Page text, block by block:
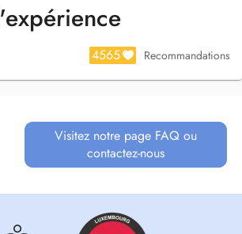
4565 Recommandations
Visitez notre page FAQ ou
contactez-nous